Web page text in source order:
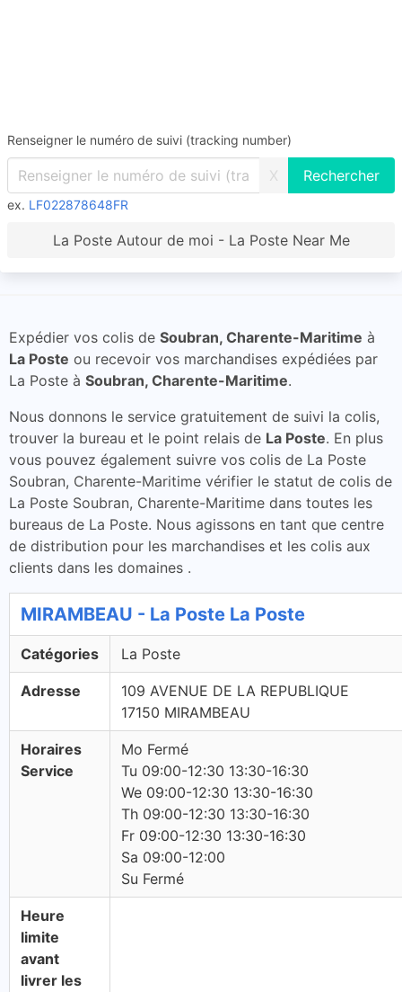
Renseigner le numéro de suivi (tracking number)
X
ex. LF022878648FR
La Poste Autour de moi - La Poste Near Me
Expédier vos colis de Soubran, Charente-Maritime à
La Poste ou recevoir vos marchandises expédiées par
La Poste à Soubran, Charente-Maritime.
Nous donnons le service gratuitement de suivi la colis,
trouver la bureau et le point relais de La Poste. En plus
vous pouvez également suivre vos colis de La Poste
Soubran, Charente-Maritime vérifier le statut de colis de
La Poste Soubran, Charente-Maritime dans toutes les
bureaus de La Poste. Nous agissons en tant que centre
de distribution pour les marchandises et les colis aux
clients dans les domaines .
MIRAMBEAU - La Poste La Poste
Catégories La Poste
Adresse
109 AVENUE DE LA REPUBLIQUE
17150 MIRAMBEAU
Horaires
Service
Mo Fermé
Tu 09:00-12:30 13:30-16:30
We 09:00-12:30 13:30-16:30
Th 09:00-12:30 13:30-16:30
Fr 09:00-12:30 13:30-16:30
Sa 09:00-12:00
Su Fermé
Heure
limite
avant
livrer les